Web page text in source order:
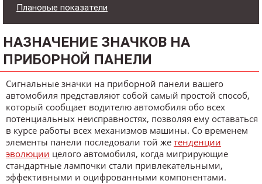
Плановые показатели
НАЗНАЧЕНИЕ ЗНАЧКОВ НА
ПРИБОРНОЙ ПАНЕЛИ
Сигнальные значки на приборной панели вашего
автомобиля представляют собой самый простой способ,
который сообщает водителю автомобиля обо всех
потенциальных неисправностях, позволяя ему оставаться
в курсе работы всех механизмов машины. Со временем
элементы панели последовали той же тенденции
эволюции целого автомобиля, когда мигрирующие
стандартные лампочки стали привлекательными,
эффективными и оцифрованными компонентами.